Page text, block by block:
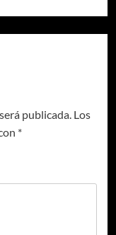
publicada. Los
*